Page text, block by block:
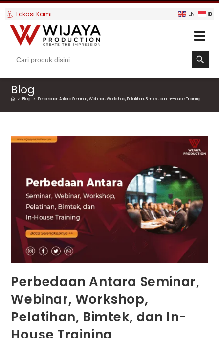
Lokasi Kami EN ID
Search
for:
SEARCH
Blog
> Blog > Perbedaan Antara Seminar, Webinar, Workshop, Pelatihan, Bimtek, dan In-House Training
Perbedaan Antara Seminar,
Webinar, Workshop,
Pelatihan, Bimtek, dan In-